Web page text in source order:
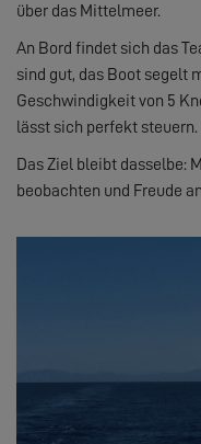
über das Mittelmeer.
An Bord findet sich das
sind gut, das Boot segelt
Geschwindigkeit von 5
lässt sich perfekt steuern.
Das Ziel bleibt dasselbe:
beobachten und Freude